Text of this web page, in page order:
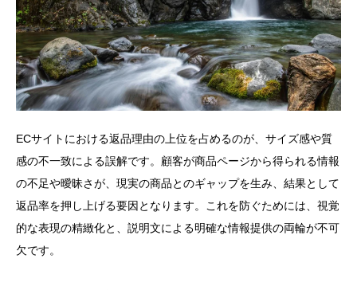
ECサイトにおける返品理由の上位を占めるのが、サイズ感や質
感の不一致による誤解です。顧客が商品ページから得られる情報
の不足や曖昧さが、現実の商品とのギャップを生み、結果として
返品率を押し上げる要因となります。これを防ぐためには、視覚
的な表現の精緻化と、説明文による明確な情報提供の両輪が不可
欠です。